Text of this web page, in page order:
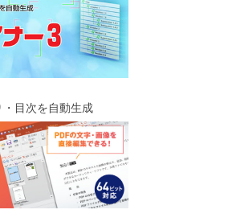
目次を自動生成